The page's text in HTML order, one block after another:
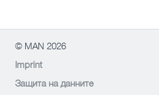
© MAN 2026
Imprint
Защита на данните